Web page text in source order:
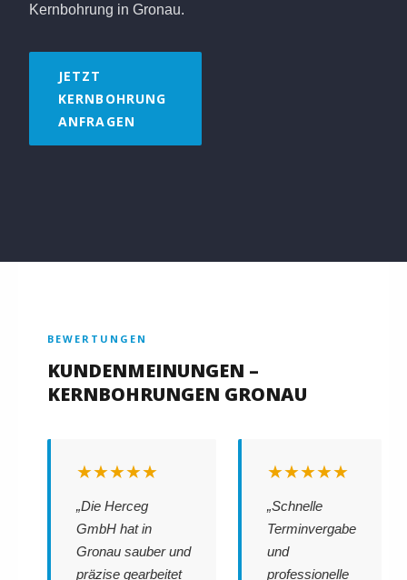
Kernbohrung in Gronau.
JETZT
KERNBOHRUNG
ANFRAGEN
BEWERTUNGEN
KUNDENMEINUNGEN –
KERNBOHRUNGEN GRONAU
★★★★★
„Die Herceg
GmbH hat in
Gronau sauber und
präzise gearbeitet
★★★★★
„Schnelle
Terminvergabe
und
professionelle